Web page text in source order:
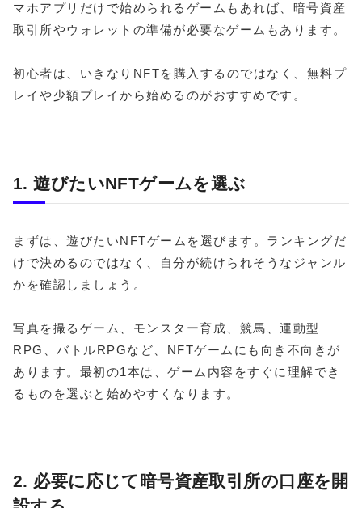
マホアプリだけで始められるゲームもあれば、暗号資産
取引所やウォレットの準備が必要なゲームもあります。
初心者は、いきなりNFTを購入するのではなく、無料プ
レイや少額プレイから始めるのがおすすめです。
1. 遊びたいNFTゲームを選ぶ
まずは、遊びたいNFTゲームを選びます。ランキングだ
けで決めるのではなく、自分が続けられそうなジャンル
かを確認しましょう。
写真を撮るゲーム、モンスター育成、競馬、運動型
RPG、バトルRPGなど、NFTゲームにも向き不向きが
あります。最初の1本は、ゲーム内容をすぐに理解でき
るものを選ぶと始めやすくなります。
2. 必要に応じて暗号資産取引所の口座を開